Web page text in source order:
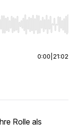
Home/End to jump
0:00 21:02
Rolle als